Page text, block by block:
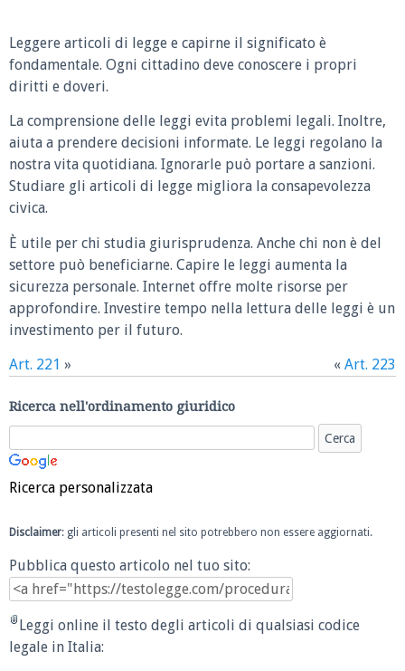
Leggere articoli di legge e capirne il significato è
fondamentale. Ogni cittadino deve conoscere i propri
diritti e doveri.
La comprensione delle leggi evita problemi legali. Inoltre,
aiuta a prendere decisioni informate. Le leggi regolano la
nostra vita quotidiana. Ignorarle può portare a sanzioni.
Studiare gli articoli di legge migliora la consapevolezza
civica.
È utile per chi studia giurisprudenza. Anche chi non è del
settore può beneficiarne. Capire le leggi aumenta la
sicurezza personale. Internet offre molte risorse per
approfondire. Investire tempo nella lettura delle leggi è un
investimento per il futuro.
Art. 221 » « Art. 223
Ricerca nell'ordinamento giuridico
Ricerca personalizzata
Disclaimer: gli articoli presenti nel sito potrebbero non essere aggiornati.
Pubblica questo articolo nel tuo sito:
Leggi online il testo degli articoli di qualsiasi codice
legale in Italia: